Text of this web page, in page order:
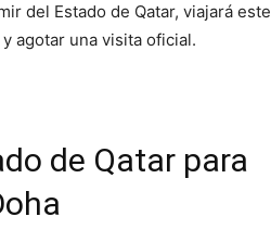
del Estado de Qatar, viajará este
y agotar una visita oficial.
de Qatar para